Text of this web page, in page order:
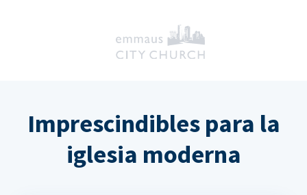
Imprescindibles para la
iglesia moderna